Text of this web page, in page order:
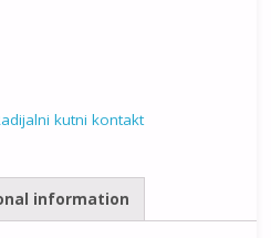
kutni kontakt
information